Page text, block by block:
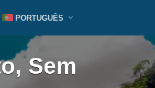
PORTUGUÊS
Sem